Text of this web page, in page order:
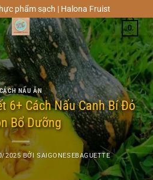
phẩm sạch | Halona Fruist
0
NẤU ĂN
6+ Cách Nấu Canh Bí Đỏ
Bổ Dưỡng
2025 BỞISAIGONESEBAGUETTE